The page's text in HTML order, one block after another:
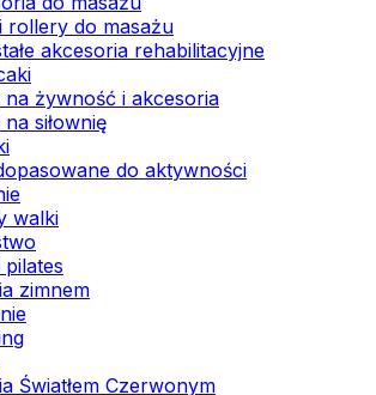
i rollery do masażu
akcesoria rehabilitacyjne
na żywność i akcesoria
siłownię
do aktywności
walki
zimnem
Światłem Czerwonym